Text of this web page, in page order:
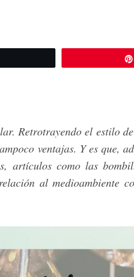
Retrotrayendo el estilo
ventajas. Y es que,
artículos como las
al medioambiente